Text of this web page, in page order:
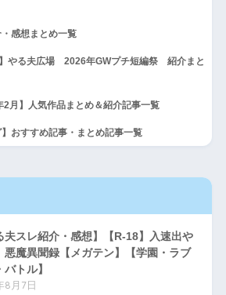
・感想まとめ一覧
】やる夫広場 2026年GWプチ短編祭 紹介まと
2月】人気作品まとめ＆紹介記事一覧
】おすすめ記事・まとめ記事一覧
夫スレ紹介・感想】【R-18】入速出や
魔異聞録【メガテン】【学園・ラブ
バトル】
8月7日